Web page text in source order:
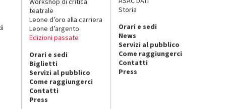
teatrale
Leone d’oro alla carriera
Leone d’argento
Edizioni passate
Orari e sedi
Biglietti
Servizi al pubblico
Come raggiungerci
Contatti
Press
Storia
Orari e sedi
News
Servizi al pubblico
Come raggiungerci
Contatti
Press